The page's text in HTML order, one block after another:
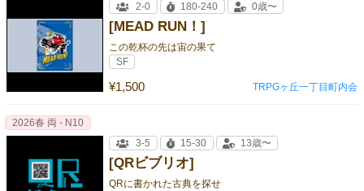
[MEAD RUN！]
この乾杯の先は宙の果て
¥1,500
2-0
180-240 0歳〜
SF
TRPGヶ丘一丁目町内会
[QRビブリオ]
QRに書かれた古典を探せ
2026春 両 - N10
3-5
15-30 13歳〜